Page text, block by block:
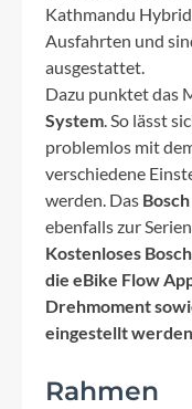
Kathmandu
Ausfahrten und
ausgestattet.
Dazu punktet das
System. So lässt
problemlos mit
verschiedene
werden. Das
ebenfalls zur
Kostenloses
die eBike Flow
Drehmoment
eingestellt
Rahmen